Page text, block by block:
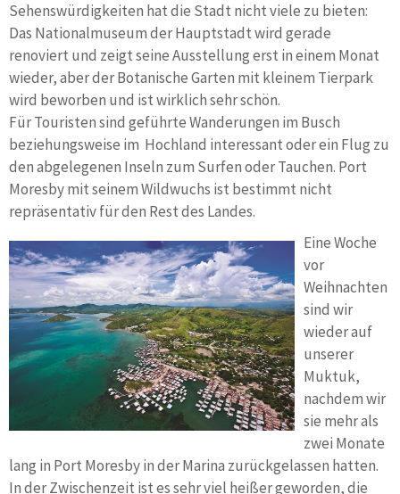
Sehenswürdigkeiten hat die Stadt nicht viele zu bieten:
Das Nationalmuseum der Hauptstadt wird gerade
renoviert und zeigt seine Ausstellung erst in einem Monat
wieder, aber der Botanische Garten mit kleinem Tierpark
wird beworben und ist wirklich sehr schön.
Für Touristen sind geführte Wanderungen im Busch
beziehungsweise im Hochland interessant oder ein Flug zu
den abgelegenen Inseln zum Surfen oder Tauchen. Port
Moresby mit seinem Wildwuchs ist bestimmt nicht
repräsentativ für den Rest des Landes.
Eine Woche
vor
Weihnachten
sind wir
wieder auf
unserer
Muktuk,
nachdem wir
sie mehr als
zwei Monate
lang in Port Moresby in der Marina zurückgelassen hatten.
In der Zwischenzeit ist es sehr viel heißer geworden, die